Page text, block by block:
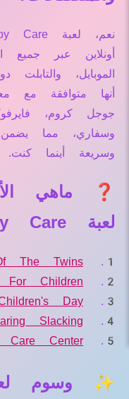
أونلاين عبر جميع
الموبايل،
أنها متوافقة مع
جوجل كروم،
وسفاري، مما
وسريعة أينما كنت.
❓ ماهي
لعبة Mia Baby Care؟
The Twins
For Children
Day
Slacking
Care Center